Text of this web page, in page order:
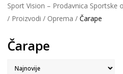
Sport Vision – Prodavnica Sportske
Proizvodi
Oprema Čarape
Čarape